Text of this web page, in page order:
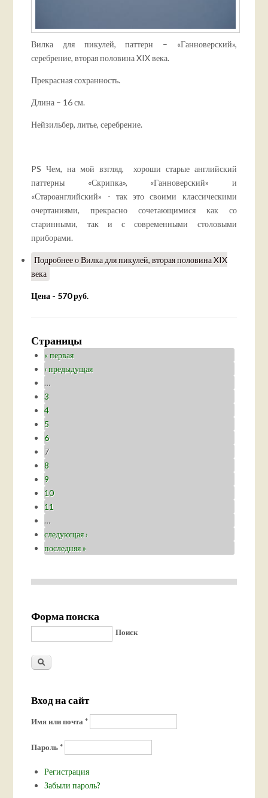
Вилка для пикулей, паттерн – «Ганноверский»,
серебрение, вторая половина XIX века.
Прекрасная сохранность.
Длина – 16 см.
Нейзильбер, литье, серебрение.
PS Чем, на мой взгляд, хороши старые английский
паттерны «Скрипка», «Ганноверский» и
«Староанглийский» - так это своими классическими
очертаниями, прекрасно сочетающимися как со
старинными, так и с современными столовыми
приборами.
Подробнеео Вилка для пикулей, вторая половина XIX
века
Цена - 570 руб.
Страницы
« первая
‹ предыдущая
…
3
4
5
6
7
8
9
10
11
…
следующая ›
последняя »
Форма поиска
Поиск
Вход на сайт
Имя или почта*
Пароль*
Регистрация
Забыли пароль?